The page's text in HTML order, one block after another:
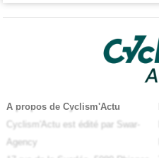
A propos de Cyclism'Actu
Cyclism'Actu est édité par Swar-
Agency